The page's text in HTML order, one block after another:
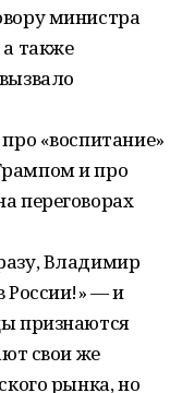
министра
также
«воспитание»
и про
переговорах
Владимир
России!» — и
признаются
свои же
рынка, но